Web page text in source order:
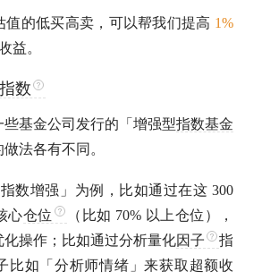
值的低买高卖，可以帮我们提高 1%
益。
数
基金公司发行的「增强型指数基金
法各有不同。
指数增强」为例，比如通过在这 300
心仓位 （比如 70% 以上仓位 ），
操作；比如通过分析量化因子
指
比如「分析师情绪」来获取 超额收